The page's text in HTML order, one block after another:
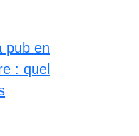
pub en
: quel